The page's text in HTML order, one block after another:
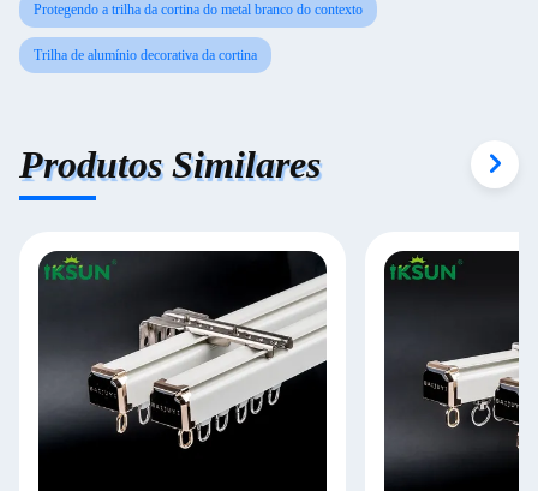
Protegendo a trilha da cortina do metal branco do contexto
Trilha de alumínio decorativa da cortina
Produtos Similares